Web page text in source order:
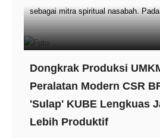
sebagai mitra spiritual nasabah.
Dongkrak Produksi
Peralatan Modern CSR
'Sulap' KUBE Lengkuas
Lebih Produktif